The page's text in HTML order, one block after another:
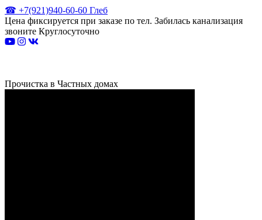
☎ +7(921)940-60-60 Глеб
Цена фиксируется при заказе по тел. Забилась канализация
звоните Круглосуточно
Прочистка в Частных домах